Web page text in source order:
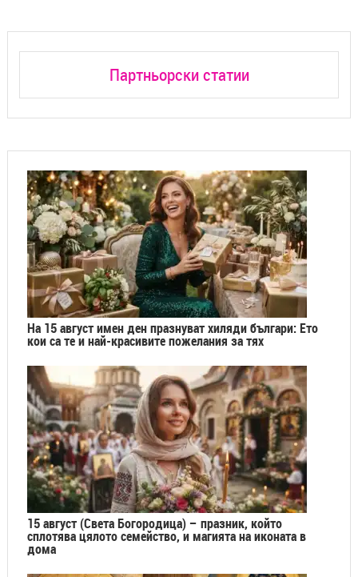
Партньорски статии
На 15 август имен ден празнуват хиляди българи: Ето
кои са те и най-красивите пожелания за тях
15 август (Света Богородица) – празник, който
сплотява цялото семейство, и магията на иконата в
дома